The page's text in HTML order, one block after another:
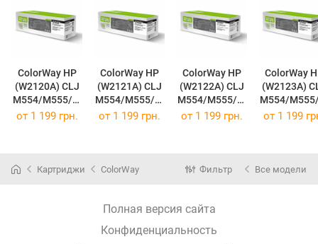
ColorWay HP
(W2120A) CLJ
M554/M555/M
578 Black CW-
ColorWay HP
(W2121A) CLJ
M554/M555/M
578 Cyan CW-
ColorWay HP
(W2122A) CLJ
M554/M555/M
578 Yellow CW-
ColorWay HP
(W2123A)
M554/
578
от 1 199 грн. от 1 199 грн. от 1 199 грн. от 1 199
Картриджи ColorWay Фильтр Все модели
Полная версия сайта
Конфиденциальность